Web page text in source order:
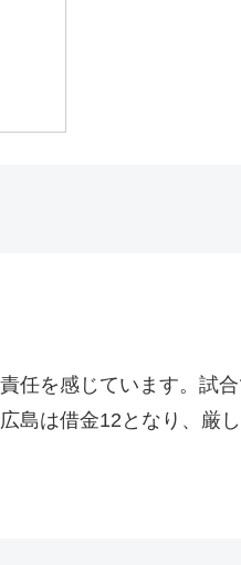
任を感じています。試
は借金12となり、厳し